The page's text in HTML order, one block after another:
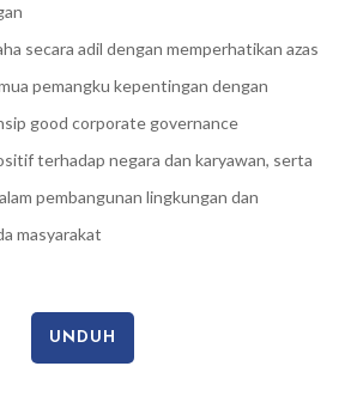
secara adil dengan memperhatikan azas
pemangku kepentingan dengan
good corporate governance
terhadap negara dan karyawan, serta
pembangunan lingkungan dan
masyarakat
UNDUH